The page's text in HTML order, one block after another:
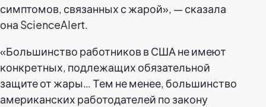
симптомов, связанных с жарой», — сказала
она ScienceAlert.
«Большинство работников в США не имеют
конкретных, подлежащих обязательной
защите от жары… Тем не менее, большинство
американских работодателей по закону